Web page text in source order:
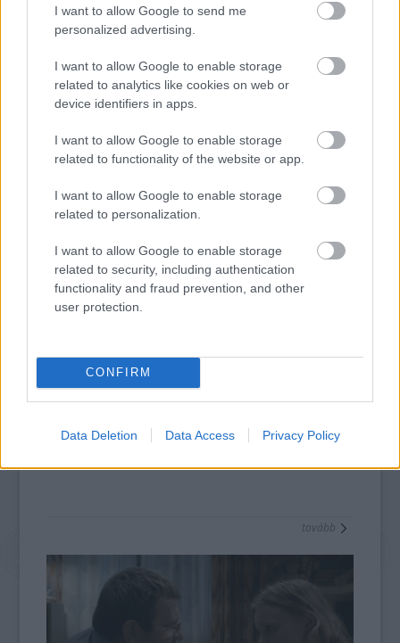
I want to allow Google to send me
personalized advertising.
I want to allow Google to enable storage
related to analytics like cookies on web or
device identifiers in apps.
I want to allow Google to enable storage
related to functionality of the website or app.
I want to allow Google to enable storage
related to personalization.
I want to allow Google to enable storage
related to security, including authentication
functionality and fraud prevention, and other
user protection.
CONFIRM
Data Deletion Data Access Privacy Policy
2021. 10. 22.|Kultúrpart
Egy tizenhétéves lány történetét meséli el Bodor Johanna
nagysikerű műve, amelyet az Orlai Produkció állított
színpadra Szikszai Rémusz rendezésében. A főszereplővel,
Bánfalvi Eszterrel beszélgettünk.
tovább
Így ne nézz szembe a történelmeddel
készítene egy filmet a román történelem egyik legnagyobb
tovább